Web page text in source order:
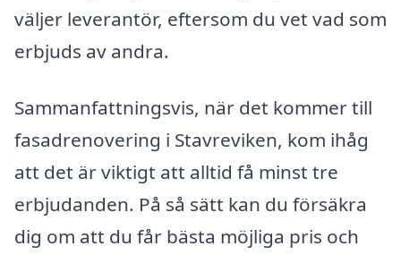
väljer leverantör, eftersom du vet vad som
erbjuds av andra.
Sammanfattningsvis, när det kommer till
fasadrenovering i Stavreviken, kom ihåg
att det är viktigt att alltid få minst tre
erbjudanden. På så sätt kan du försäkra
dig om att du får bästa möjliga pris och